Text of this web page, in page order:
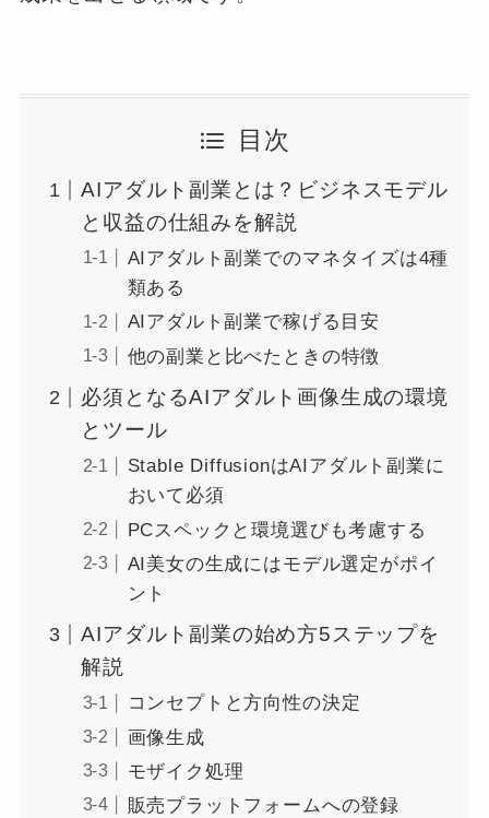
目次
AIアダルト副業とは？ビジネスモデル
と収益の仕組みを解説
AIアダルト副業でのマネタイズは4種
類ある
AIアダルト副業で稼げる目安
他の副業と比べたときの特徴
必須となるAIアダルト画像生成の環境
とツール
Stable DiffusionはAIアダルト副業に
おいて必須
PCスペックと環境選びも考慮する
AI美女の生成にはモデル選定がポイ
ント
AIアダルト副業の始め方5ステップを
解説
コンセプトと方向性の決定
画像生成
モザイク処理
販売プラットフォームへの登録